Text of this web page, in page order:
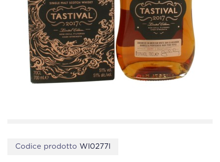
Codice prodotto WI0277I